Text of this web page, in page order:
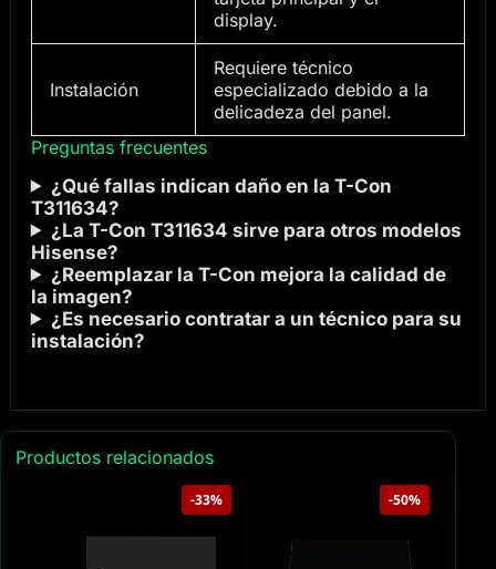
display.
Instalación
Requiere técnico
especializado debido a la
delicadeza del panel.
Preguntas frecuentes
¿Qué fallas indican daño en la T-Con
T311634?
¿La T-Con T311634 sirve para otros modelos
Hisense?
¿Reemplazar la T-Con mejora la calidad de
la imagen?
¿Es necesario contratar a un técnico para su
instalación?
Productos relacionados
-33% -50%